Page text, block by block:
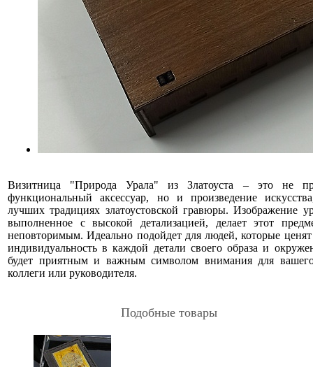
Визитница "Природа Урала" из Златоуста – это не
функциональный аксессуар, но и произведение
лучших традициях златоустовской гравюры. Изображение
выполненное с высокой детализацией, делает этот
неповторимым. Идеально подойдет для людей, которые
индивидуальность в каждой детали своего образа и
будет приятным и важным символом внимания для вашего
коллеги или руководителя.
Подобные товары